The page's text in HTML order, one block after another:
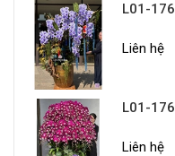
L01-176
Liên hệ
L01-176
Liên hệ